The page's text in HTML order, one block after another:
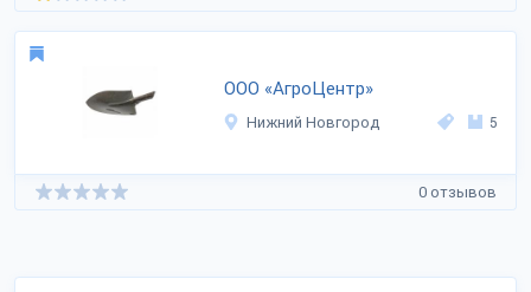
ООО «АгроЦентр»
Нижний Новгород 5
0 отзывов